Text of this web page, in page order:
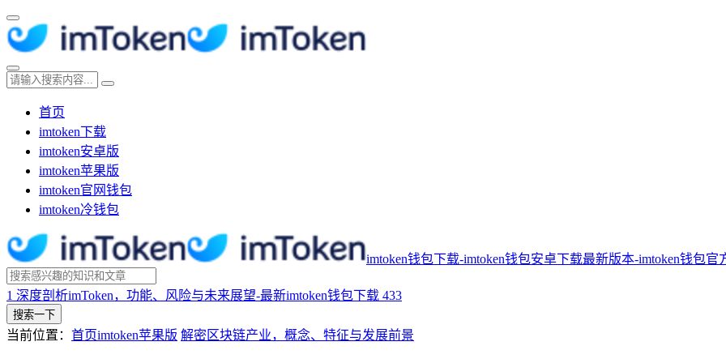
首页
imtoken下载
imtoken安卓版
imtoken苹果版
imtoken官网钱包
imtoken冷钱包
imtoken钱包下载-imtoken钱包安卓下载最新版本-imtoken钱包官
1 深度剖析imToken，功能、风险与未来展望-最新imtoken钱包下载 433
搜索一下
当前位置： 首页imtoken苹果版 解密区块链产业，概念、特征与发展前景